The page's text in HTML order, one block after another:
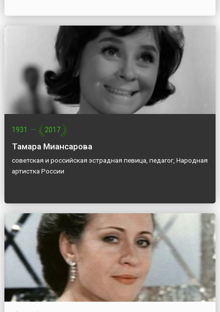
1931 — 2017
Тамара Миансарова
советская и российская эстрадная певица, педагог, Народная
артистка России